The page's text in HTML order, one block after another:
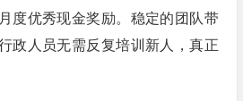
度优秀现金奖励。稳定的团队带
政人员无需反复培训新人，真正